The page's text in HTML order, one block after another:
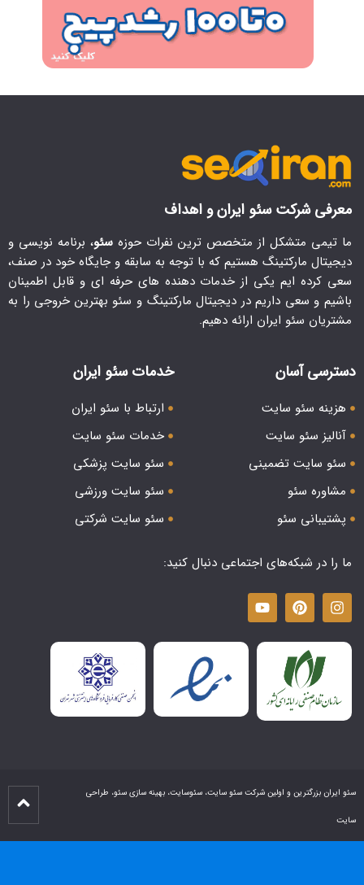
معرفی شرکت سئو ایران و اهداف
ما تیمی متشکل از متخصص ترین نفرات حوزه سئو، برنامه نویسی و
دیجیتال مارکتینگ هستیم که با توجه به سابقه و جایگاه خود در صنف،
سعی کرده ایم یکی از خدمات دهنده های حرفه ای و قابل اطمینان
باشیم و سعی داریم در دیجیتال مارکتینگ و سئو بهترین خروجی را به
مشتریان سئو ایران ارائه دهیم.
دسترسی آسان
هزینه سئو سایت
آنالیز سئو سایت
سئو سایت تضمینی
مشاوره سئو
پشتیبانی سئو
خدمات سئو ایران
ارتباط با سئو ایران
خدمات سئو سایت
سئو سایت پزشکی
سئو سایت ورزشی
سئو سایت شرکتی
ما را در شبکه‌های اجتماعی دنبال کنید:
سئو ایران بزرگترین و اولین شرکت سئو سایت، سئوسایت، بهینه سازی سئو، طراحی
سایت